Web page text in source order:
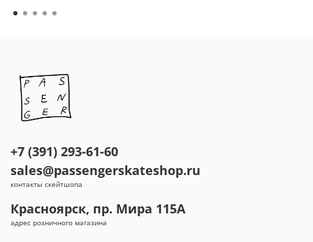
+7 (391) 293-61-60
sales@passengerskateshop.ru
контакты скейтшопа
Красноярск, пр. Мира 115А
адрес розничного магазина